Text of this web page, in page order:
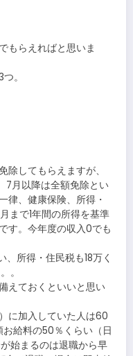
もらえればと思いま
。
除してもらえますが、
7月以降は全額免除とい
律、健康保険、所得・
まで1年間の所得を基準
す。今年度の収入0でも
所得・住民税も18万く
。
えておくといいと思い
に加入していた人は60
給料の50％くらい（日
始まるのは退職から早